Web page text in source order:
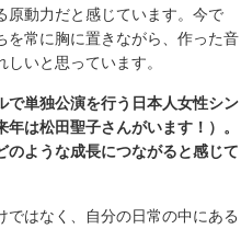
原動力だと感じています。今で
を常に胸に置きながら、作った音
いと思っています。
単独公演を行う日本人女性シン
は松田聖子さんがいます！）。
ような成長につながると感じて
はなく、自分の日常の中にある